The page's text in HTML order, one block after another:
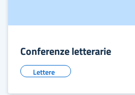
Conferenze letterarie
Lettere